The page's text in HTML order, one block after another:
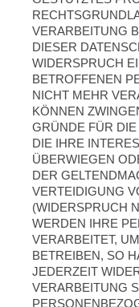
VERARBEITUNG
DIESER
WIDERSPRUCH
BETROFFENEN
NICHT MEHR
KÖNNEN
GRÜNDE FÜR
DIE IHRE
ÜBERWIEGEN
DER
VERTEIDIGUNG
(WIDERSPRUCH
WERDEN IHRE
VERARBEITET,
BETREIBEN, SO
JEDERZEIT
VERARBEITUNG